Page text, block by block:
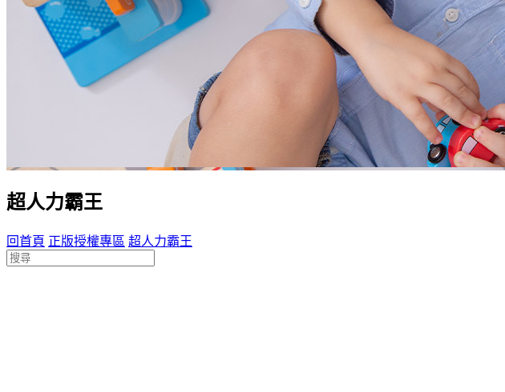
超人力霸王
回首頁 正版授權專區 超人力霸王